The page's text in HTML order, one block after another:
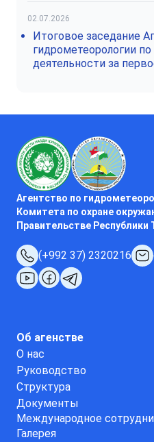
02.07.2026
Итоговое заседание
гидрометеорологии
деятельности за
Агентство по
Комитета по охране
Правительстве Республики
(+992 37) 2320216
Об агенстве
О нас
Руководство
Структура
Документы
Международное
Галерея